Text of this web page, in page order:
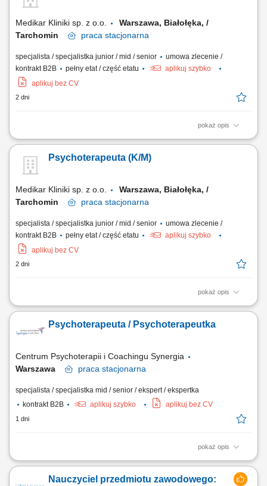
dokumentacji medycznej.
Medikar Kliniki sp. z o.o.
Warszawa, Białołęka, /
Tarchomin
praca stacjonarna
specjalista / specjalistka junior / mid / senior
umowa zlecenie /
kontrakt B2B
pełny etat / część etatu
aplikuj szybko
aplikuj bez CV
2 dni
pokaż opis
wspomaganie procesu diagnostycznego dzieci i młodzieży; praca
rodziną i środowiskiem wychowawczym w celu realizacji założeń
indywidualnego procesu zdrowienia. współpraca w ramach
Psychoterapeuta (K/M)
Medikar Kliniki sp. z o.o.
Warszawa, Białołęka, /
Tarchomin
praca stacjonarna
specjalista / specjalistka junior / mid / senior
umowa zlecenie /
kontrakt B2B
pełny etat / część etatu
aplikuj szybko
aplikuj bez CV
2 dni
pokaż opis
prowadzenie indywidualnych i grupowych zajęć terapeutycznych;
superwizjach, budowanie i utrzymywanie relacje z pacjentami i ich
rodzinami, prowadzenie dokumentacji pacjentów, systematycznie
Psychoterapeuta / Psychoterapeutka
Centrum Psychoterapii i Coachingu Synergia
Warszawa
praca stacjonarna
specjalista / specjalistka mid / senior / ekspert / ekspertka
kontrakt B2B
aplikuj szybko aplikuj bez CV
1 dni
pokaż opis
Opis stanowiska: prowadzenie konsultacji psychologicznych oraz
komfortowo wyposażonym gabinecie w jednej z większych aglomeracji;
Nauczyciel przedmiotu zawodowego: